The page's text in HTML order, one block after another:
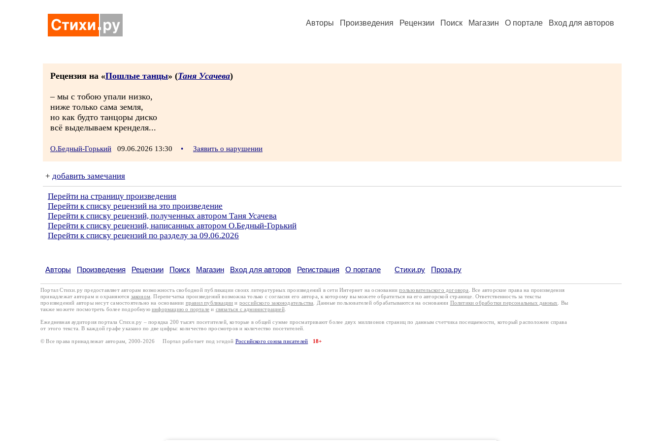
Авторы Произведения Рецензии Поиск Магазин О портале Вход для авторов
Рецензия на «Пошлые танцы» (Таня Усачева)
– мы с тобою упали низко,
ниже только сама земля,
но как будто танцоры диско
всё выделываем кренделя...
О.Бедный-Горький 09.06.2026 13:30 • Заявить о нарушении
+ добавить замечания
Перейти на страницу произведения
Перейти к списку рецензий на это произведение
Перейти к списку рецензий, полученных автором Таня Усачева
Перейти к списку рецензий, написанных автором О.Бедный-Горький
Перейти к списку рецензий по разделу за 09.06.2026
Авторы Произведения Рецензии Поиск Магазин Вход для авторов Регистрация О портале Стихи.ру Проза.ру
Портал Стихи.ру предоставляет авторам возможность свободной публикации своих литературных произведений в сети Интернет на основаниипользовательского договора
. Все авторские права на произведения
принадлежат авторам и охраняются законом . Перепечатка произведений возможна только с согласия его автора, к которому вы можете обратиться на его авторской странице. Ответственность за тексты
произведений авторы несут самостоятельно на основании правил публикации и российского законодательства . Данные пользователей обрабатываются на основании Политики обработки персональных данных
. Вы
также можете посмотреть более подробную информацию о портале и связаться с администрацией.
Ежедневная аудитория портала Стихи.ру – порядка 200 тысяч посетителей, которые в общей сумме просматривают более двух миллионов страниц по данным счетчика посещаемости, который расположен справа
от этого текста. В каждой графе указано по две цифры: количество просмотров и количество посетителей.
© Все права принадлежат авторам, 2000-2026 Портал работает под эгидой Российского союза писателей 18+